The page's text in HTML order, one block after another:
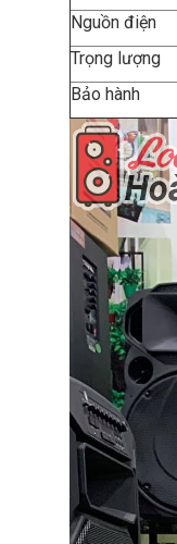
Nguồn điện
Trọng lượng
Bảo hành